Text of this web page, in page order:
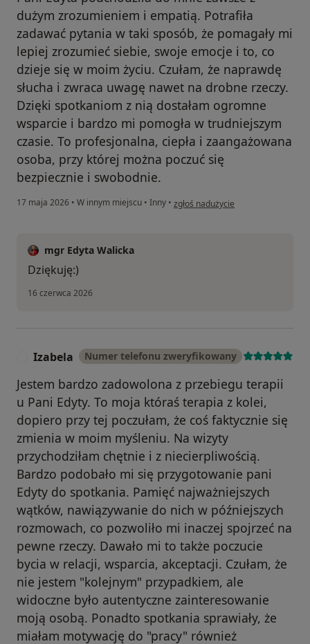
dużym zrozumieniem i empatią. Potrafiła
zadawać pytania w taki sposób, że pomagały mi
lepiej zrozumieć siebie, swoje emocje i to, co
dzieje się w moim życiu. Czułam, że naprawdę
słucha i zwraca uwagę nawet na drobne rzeczy.
Dzięki spotkaniom z nią dostałam ogromne
wsparcie i bardzo mi pomogła w trudniejszym
czasie. To profesjonalna, ciepła i zaangażowana
osoba, przy której można poczuć się
bezpiecznie i swobodnie.
17 maja 2026 • W innym miejscu • Inny • w opinii użytkownika Aleksandra
zgłoś nadużycie
mgr Edyta Walicka
Dziękuję:)
16 czerwca 2026
Izabela Numer telefonu zweryfikowany
Jestem bardzo zadowolona z przebiegu terapii
u Pani Edyty. To moja któraś terapia z kolei,
dopiero przy tej poczułam, że coś faktycznie się
zmienia w moim myśleniu. Na wizyty
przychodziłam chętnie i z niecierpliwością.
Bardzo podobało mi się przygotowanie pani
Edyty do spotkania. Pamięć najważniejszych
wątków, nawiązywanie do nich w późniejszych
rozmowach, co pozwoliło mi inaczej spojrzeć na
pewne rzeczy. Dawało mi to także poczucie
bycia w relacji, wsparcia, akceptacji. Czułam, że
nie jestem "kolejnym" przypadkiem, ale
widoczne było autentyczne zainteresowanie
moją osobą. Ponadto spotkania sprawiały, że
miałam motywację do "pracy" również